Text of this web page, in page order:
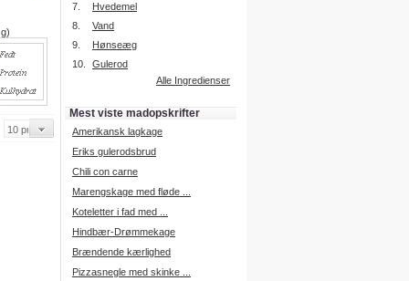
Intelligent søgning
Få foreslået opskrifter.
Prøv vores nye "Foreslå
Læs mere her.
Vi har nu oprettet et mad forum,
hvor i kan dele jeres erfaringer.
Log på med dine oplysninger fra
Madopskrifter.nu.
Gå til forum
7.
Hvedemel
8.
Vand
9.
Hønseæg
10.
Gulerod
Alle Ingredienser
Mest viste madopskrifter
Amerikansk lagkage
Eriks gulerodsbrud
Chili con carne
Marengskage med fløde ...
Koteletter i fad med ...
Hindbær-Drømmekage
Brændende kærlighed
Pizzasnegle med skinke ...